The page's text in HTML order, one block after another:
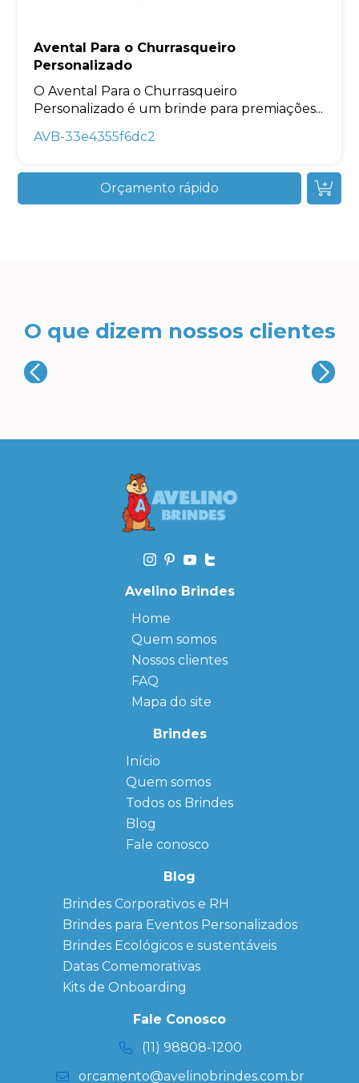
Avental Para o Churrasqueiro
Personalizado
O Avental Para o Churrasqueiro
Personalizado é um brinde para premiações...
AVB-33e4355f6dc2
Orçamento rápido
O que dizem nossos clientes
Avelino Brindes
Home
Quem somos
Nossos clientes
FAQ
Mapa do site
Brindes
Início
Quem somos
← Back
FAQ
Sitemap
Todos os Brindes
← Back
Agendas
Personalizadas
Personalizado
personalizados
Brindes
Corporativos
Copos Térmicos
Personalizados
Datas Especiais
Ecobag
Personalizada
Kits
Blog
Fale conosco
Blog
Brindes Corporativos e RH
Brindes para Eventos Personalizados
Brindes Ecológicos e sustentáveis
Datas Comemorativas
Kits de Onboarding
Fale Conosco
(11) 98808-1200
orcamento@avelinobrindes.com.br